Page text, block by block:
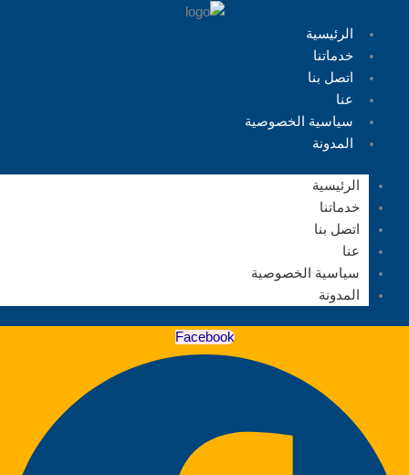
الرئيسية
خدماتنا
اتصل بنا
عنا
سياسية الخصوصية
المدونة
الرئيسية
خدماتنا
اتصل بنا
عنا
سياسية الخصوصية
المدونة
Facebook